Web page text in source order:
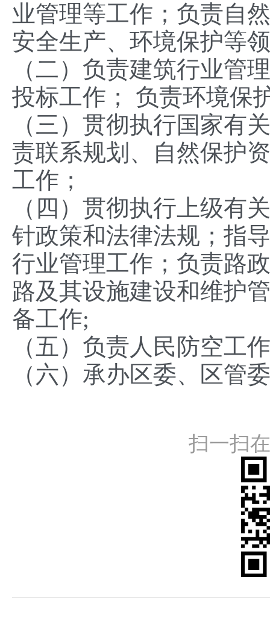
业管理等工作；负责自
安全生产、环境保护等
（二）负责建筑行业管
投标工作； 负责环境保
（三）贯彻执行国家有
责联系规划、自然保护
工作；
（四）贯彻执行上级有
针政策和法律法规；指
行业管理工作；负责路
路及其设施建设和维护
备工作;
（五）负责人民防空工
（六）承办区委、区管
扫一扫